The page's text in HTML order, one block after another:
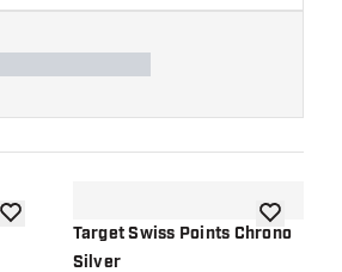
Zur Wunschliste hinzufügen
Target Swiss Points Chrono
Silver
Zur